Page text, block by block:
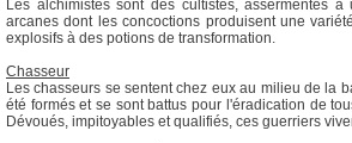
Les alchimistes sont des cultistes, assermentés
arcanes dont les concoctions produisent une
explosifs à des potions de transformation.
Chasseur
Les chasseurs se sentent chez eux au milieu de la
été formés et se sont battus pour l'éradication de
Dévoués, impitoyables et qualifiés, ces guerriers